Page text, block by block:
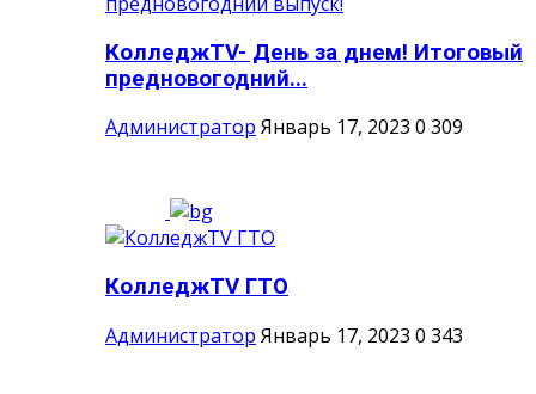
КолледжTV- День за днем! Итоговый
предновогодний...
Администратор Январь 17, 2023 0 309
КолледжTV ГТО
Администратор Январь 17, 2023 0 343